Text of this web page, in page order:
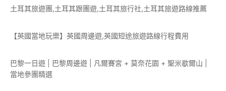
土耳其旅遊團,土耳其跟團遊,土耳其旅行社,土耳其旅遊路線推薦
【英國當地玩樂】英國周邊遊,英國短途旅遊路線行程費用
巴黎一日遊 | 巴黎周邊遊 | 凡爾賽宮 + 莫奈花園 + 聖米歇爾山 |
當地參團精選